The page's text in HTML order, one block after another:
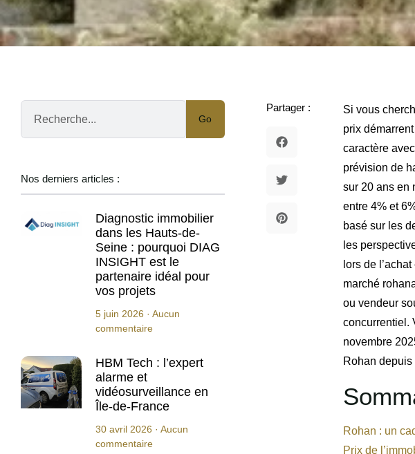
Go
Nos derniers articles :
Diagnostic immobilier
dans les Hauts-de-
Seine : pourquoi DIAG
INSIGHT est le
partenaire idéal pour
vos projets
5 juin 2026
Aucun
commentaire
HBM Tech : l’expert
alarme et
vidéosurveillance en
Île-de-France
30 avril 2026
Aucun
commentaire
Partager :
Si vous
prix
caractère
prévision de
sur 20 ans en
entre 4% et
basé sur les
les
lors de
marché
ou vendeur
concurrentiel.
novembre
Rohan
Rohan : un
Prix de